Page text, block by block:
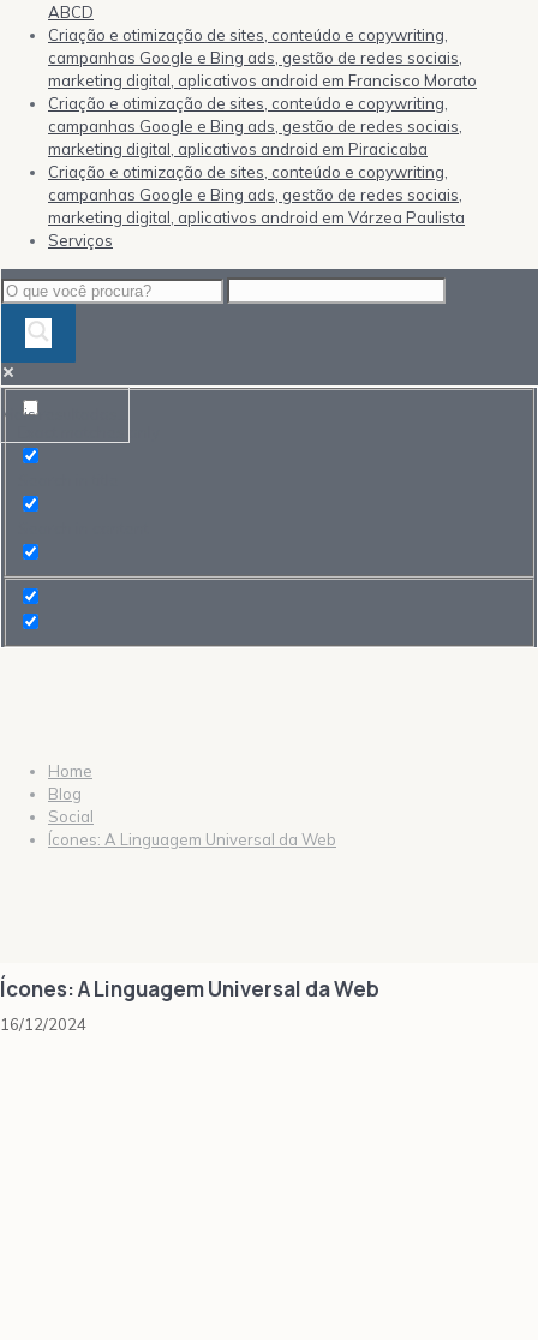
ABCD
Criação e otimização de sites, conteúdo e copywriting,
campanhas Google e Bing ads, gestão de redes sociais,
marketing digital, aplicativos android em Francisco Morato
Criação e otimização de sites, conteúdo e copywriting,
campanhas Google e Bing ads, gestão de redes sociais,
marketing digital, aplicativos android em Piracicaba
Criação e otimização de sites, conteúdo e copywriting,
campanhas Google e Bing ads, gestão de redes sociais,
marketing digital, aplicativos android em Várzea Paulista
Serviços
Mais resultados...
Home
Blog
Social
Ícones: A Linguagem Universal da Web
Ícones: A Linguagem Universal da Web
16/12/2024